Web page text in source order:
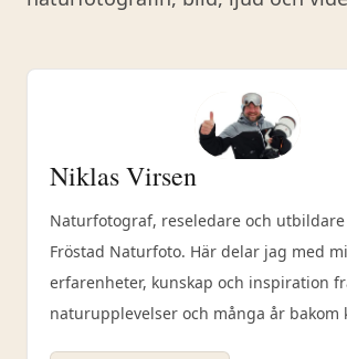
Niklas Virsen
Naturfotograf, reseledare och utbildare
Fröstad Naturfoto. Här delar jag med
erfarenheter, kunskap och inspiration
naturupplevelser och många år bakom